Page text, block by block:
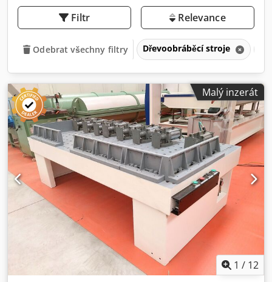
Filtr Relevance
Odebrat všechny filtry Dřevoobráběcí stroje
Malý inzerát
1 / 12